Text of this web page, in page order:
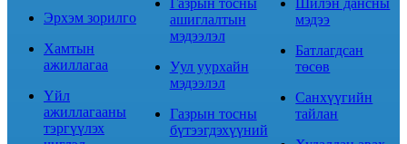
Эрхэм зорилго
Хамтын
ажиллагаа
Үйл
ажиллагааны
тэргүүлэх
ашиглалтын
мэдээлэл
Уул уурхайн
мэдээлэл
Газрын тосны
бүтээгдэхүүний
мэдээ
Батлагдсан
төсөв
Санхүүгийн
тайлан